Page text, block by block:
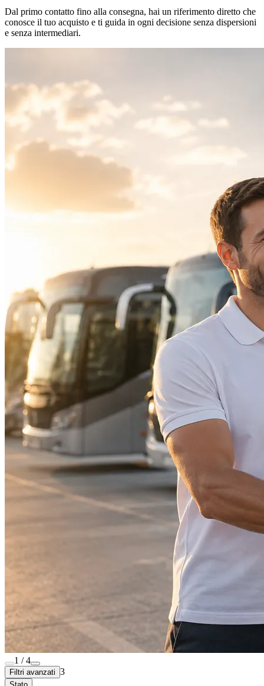
Dal primo contatto fino alla consegna, hai un riferimento diretto che
conosce il tuo acquisto e ti guida in ogni decisione senza dispersioni
e senza intermediari.
1 / 4
Filtri avanzati 3